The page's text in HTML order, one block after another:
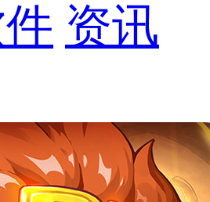
资讯